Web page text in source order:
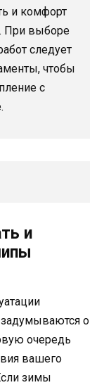
и комфорт
При выборе
следует
чтобы
с
и
о
очередь
вашего
зимы